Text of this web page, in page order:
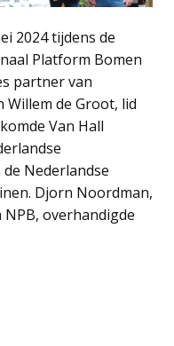
2024 tijdens de
Platform Bomen
partner van
Willem de Groot, lid
Van Hall
Nederlandse
Djorn Noordman,
overhandigde